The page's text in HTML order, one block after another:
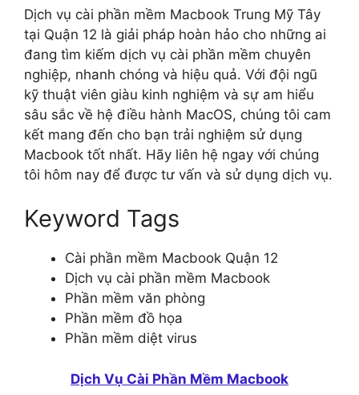
Dịch vụ cài phần mềm Macbook Trung Mỹ Tây
tại Quận 12 là giải pháp hoàn hảo cho những ai
đang tìm kiếm dịch vụ cài phần mềm chuyên
nghiệp, nhanh chóng và hiệu quả. Với đội ngũ
kỹ thuật viên giàu kinh nghiệm và sự am hiểu
sâu sắc về hệ điều hành MacOS, chúng tôi cam
kết mang đến cho bạn trải nghiệm sử dụng
Macbook tốt nhất. Hãy liên hệ ngay với chúng
tôi hôm nay để được tư vấn và sử dụng dịch vụ.
Keyword Tags
Cài phần mềm Macbook Quận 12
Dịch vụ cài phần mềm Macbook
Phần mềm văn phòng
Phần mềm đồ họa
Phần mềm diệt virus
Dịch Vụ Cài Phần Mềm Macbook